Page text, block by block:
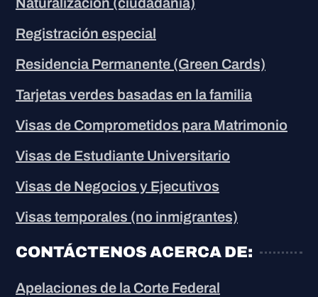
Registración especial
Residencia Permanente (Green Cards)
Tarjetas verdes basadas en la familia
Visas de Comprometidos para Matrimonio
Visas de Estudiante Universitario
Visas de Negocios y Ejecutivos
Visas temporales (no inmigrantes)
CONTÁCTENOS ACERCA DE:
Apelaciones de la Corte Federal